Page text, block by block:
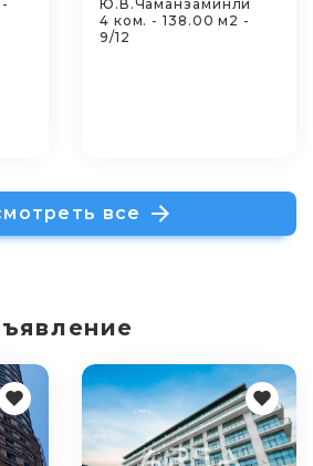
Ю.В.Чаманзаминли
4 ком. - 138.00 м2 -
9/12
все